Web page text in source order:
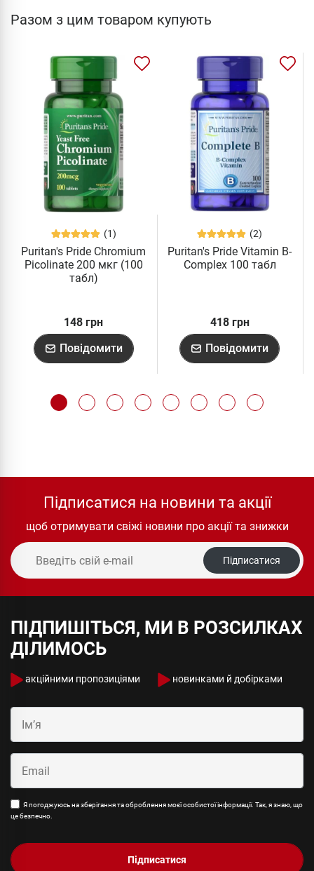
Разом з цим товаром купують
(1)
Puritan's Pride Chromium
Picolinate 200 мкг (100
табл)
148 грн
Повідомити
(2)
Puritan's Pride Vitamin B-
Complex 100 табл
418 грн
Повідомити
Підписатися на новини та акції
щоб отримувати свіжі новини про акції та знижки
Підписатися
ПІДПИШІТЬСЯ, МИ В РОЗСИЛКАХ
ДІЛИМОСЬ
акційними пропозиціями новинками й добірками
Я погоджуюсь на зберігання та оброблення моєї особистої інформації. Так, я знаю, що
це безпечно.
Підписатися